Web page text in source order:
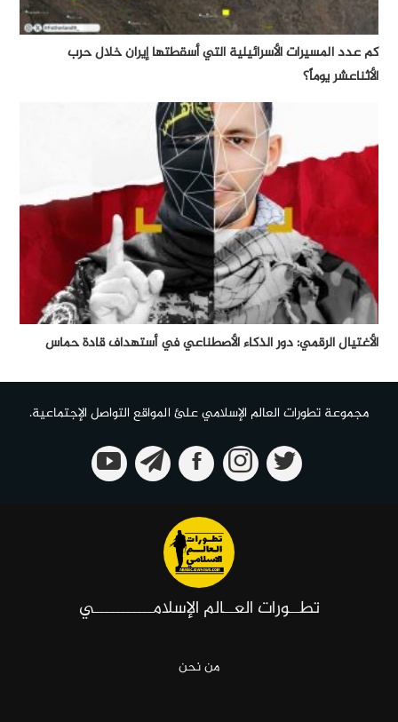
كم عدد المسيرات الأسرائيلية التي أسقطتها إيران خلال حرب
الأثناعشر يوماً؟
الأغتيال الرقمي: دور الذكاء الأصطناعي في أستهداف قادة حماس
مجموعة تطورات العالم الإسلامي علئ المواقع التواصل الإجتماعية.
تطــورات العــالم الإسلامـــــــــــي
من نحن